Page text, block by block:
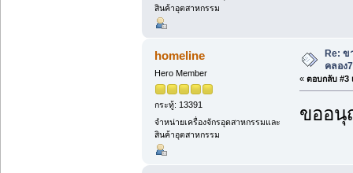
สินค้าอุตสาหกรรม
homeline
Hero Member
กระทู้: 13391
จำหน่ายเครื่องจักรอุตสาหกรรมและ
สินค้าอุตสาหกรรม
Re:
คลอง
« ตอบกลับ #3
ขออนุ